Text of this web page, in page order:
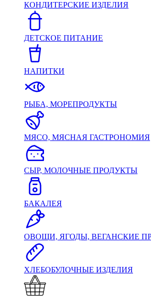
КОНДИТЕРСКИЕ ИЗДЕЛИЯ
ДЕТСКОЕ ПИТАНИЕ
НАПИТКИ
РЫБА, МОРЕПРОДУКТЫ
МЯСО, МЯСНАЯ ГАСТРОНОМИЯ
СЫР, МОЛОЧНЫЕ ПРОДУКТЫ
БАКАЛЕЯ
ОВОЩИ, ЯГОДЫ, ВЕГАНСКИЕ
ХЛЕБОБУЛОЧНЫЕ ИЗДЕЛИЯ